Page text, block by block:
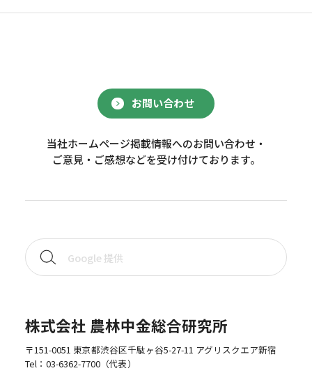
お問い合わせ
当社ホームページ掲載情報へのお問い合わせ・
ご意見・ご感想などを受け付けております。
株式会社 農林中金総合研究所
〒151-0051 東京都渋谷区千駄ヶ谷5-27-11 アグリスクエア新宿
Tel： 03-6362-7700（代表）